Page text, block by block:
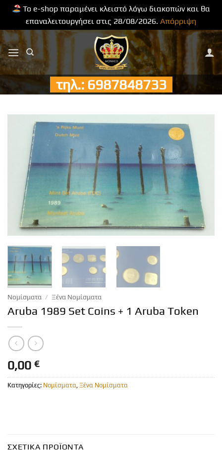
Το e-shop παραμένει κλειστό λόγω διακοπών και θα
επαναλειτουργήσει στις 28/08/2026. Απόρριψη
Μετάβαση
στο
περιεχόμενο
τηλ.: 6987848733
Νομίσματα / Ξένα Νομίσματα
Aruba 1989 Set Coins + 1 Aruba Token
0,00 €
Κατηγορίες: Νομίσματα, Ξένα Νομίσματα
ΣΧΕΤΙΚΆ ΠΡΟΪΌΝΤΑ